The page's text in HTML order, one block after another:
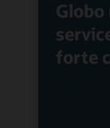
Globo
forte